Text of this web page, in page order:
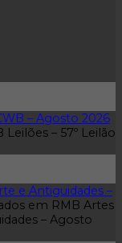
– Agosto 2026
Leilões – 57º Leilão
e Antiguidades –
em RMB Artes
– Agosto